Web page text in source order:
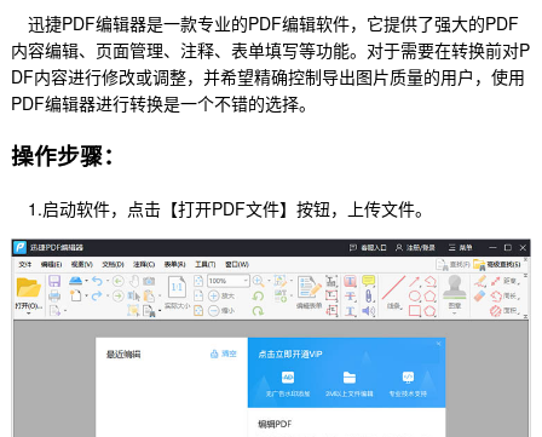
迅捷PDF编辑器是一款专业的PDF编辑软件，它提供了强大的PDF
内容编辑、页面管理、注释、表单填写等功能。对于需要在转换前对P
DF内容进行修改或调整，并希望精确控制导出图片质量的用户，使用
PDF编辑器进行转换是一个不错的选择。
操作步骤：
1.启动软件，点击【打开PDF文件】按钮，上传文件。